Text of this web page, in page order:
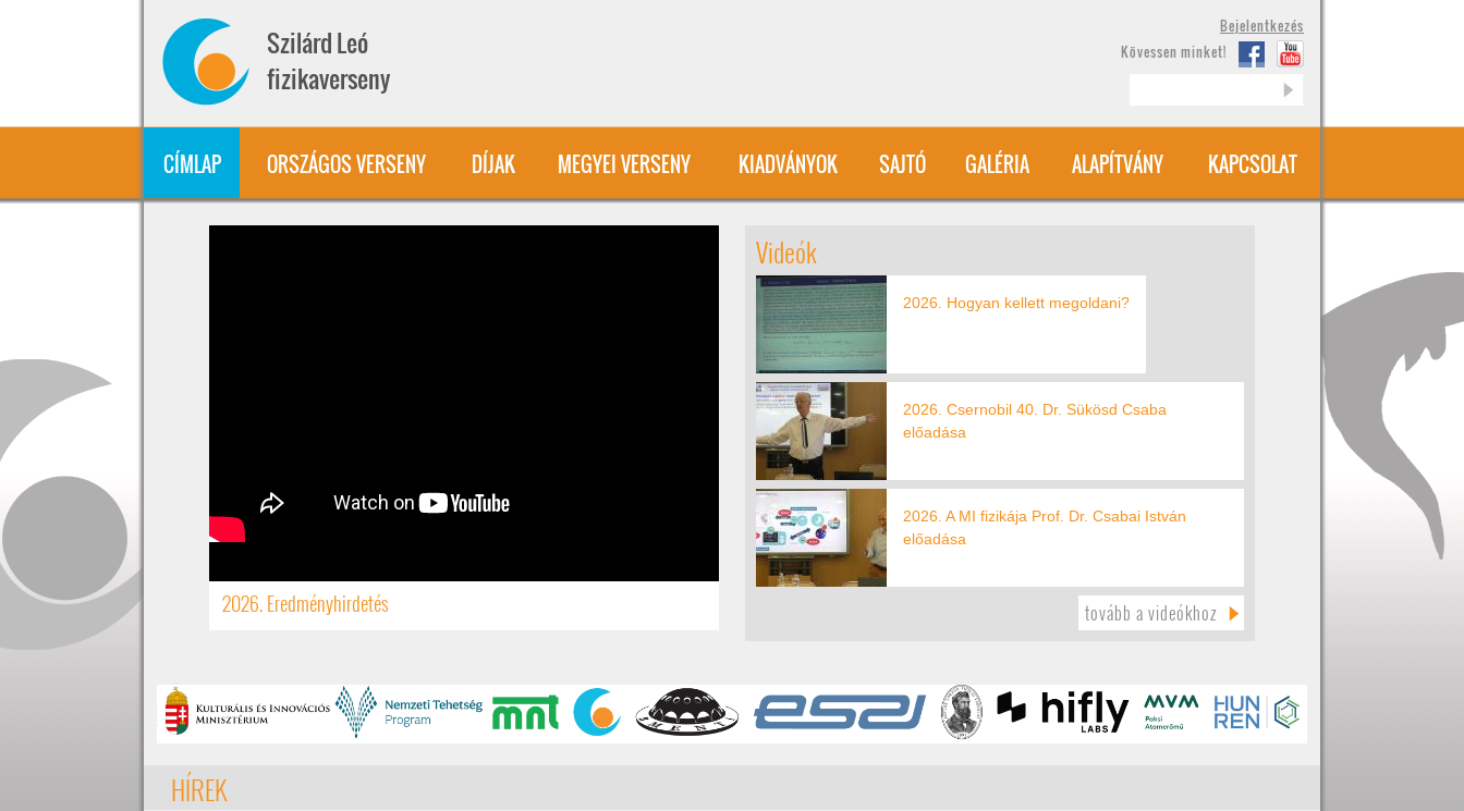
Szilárd Leó
fizikaverseny
Bejelentkezés
Kövessen minket!
CÍMLAP ORSZÁGOS VERSENY DÍJAK MEGYEI VERSENY KIADVÁNYOK SAJTÓ GALÉRIA ALAPÍTVÁNY KAPCSOLAT
2026. Eredményhirdetés
Videók
2026. Hogyan kellett megoldani?
2026. Csernobil 40. Dr. Sükösd Csaba
előadása
2026. A MI fizikája Prof. Dr. Csabai István
előadása
tovább a videókhoz
HÍREK